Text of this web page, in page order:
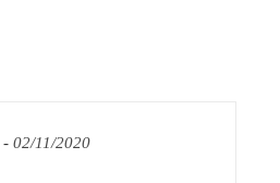
- 02/11/2020